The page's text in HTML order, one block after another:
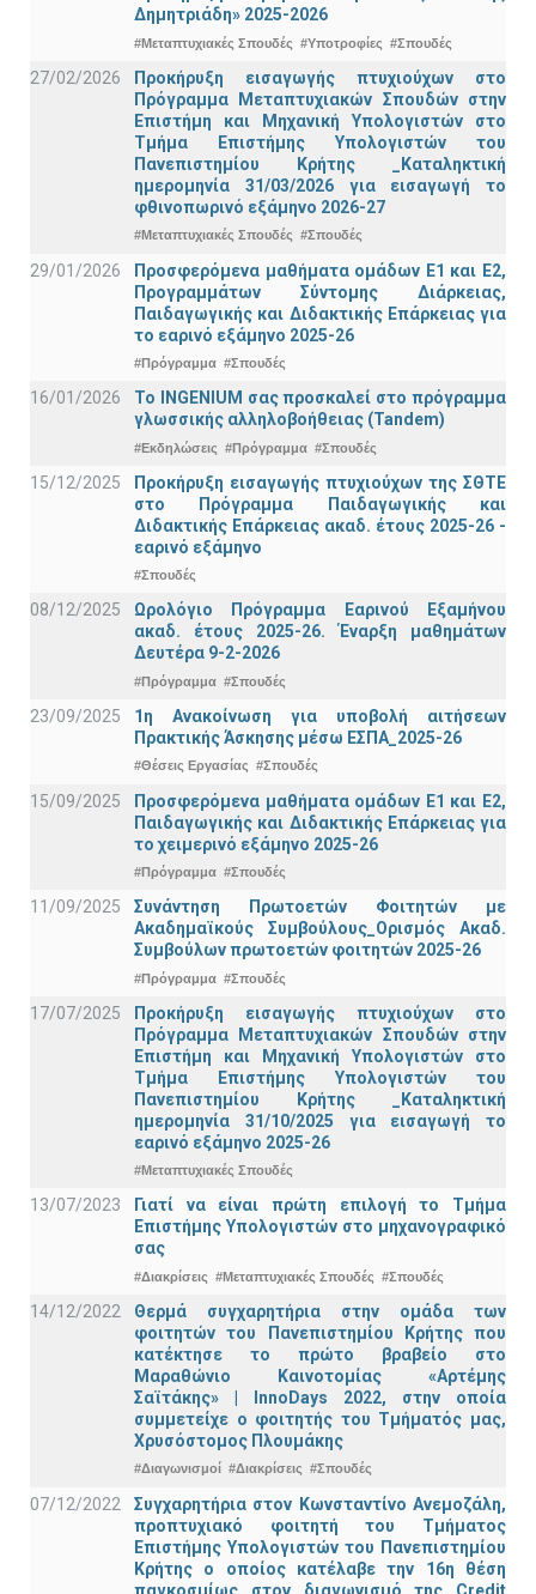
Δημητριάδη» 2025-2026
#Μεταπτυχιακές Σπουδές #Υποτροφίες #Σπουδές
27/02/2026
Προκήρυξη εισαγωγής πτυχιούχων στo
Πρόγραμμα Μεταπτυχιακών Σπουδών στην
Επιστήμη και Μηχανική Υπολογιστών στο
Τμήμα Eπιστήμης Υπολογιστών του
Πανεπιστημίου Κρήτης _Καταληκτική
ημερομηνία 31/03/2026 για εισαγωγή το
φθινοπωρινό εξάμηνο 2026-27
#Μεταπτυχιακές Σπουδές #Σπουδές
29/01/2026
Προσφερόμενα μαθήματα ομάδων Ε1 και Ε2,
Προγραμμάτων Σύντομης Διάρκειας,
Παιδαγωγικής και Διδακτικής Επάρκειας για
το εαρινό εξάμηνο 2025-26
#Πρόγραμμα #Σπουδές
16/01/2026
Το INGENIUM σας προσκαλεί στο πρόγραμμα
γλωσσικής αλληλοβοήθειας (Tandem)
#Εκδηλώσεις #Πρόγραμμα #Σπουδές
15/12/2025
Προκήρυξη εισαγωγής πτυχιούχων της ΣΘΤΕ
στο Πρόγραμμα Παιδαγωγικής και
Διδακτικής Επάρκειας ακαδ. έτους 2025-26 -
εαρινό εξάμηνο
#Σπουδές
08/12/2025
Ωρολόγιο Πρόγραμμα Εαρινού Εξαμήνου
ακαδ. έτους 2025-26. Έναρξη μαθημάτων
Δευτέρα 9-2-2026
#Πρόγραμμα #Σπουδές
23/09/2025
1η Ανακοίνωση για υποβολή αιτήσεων
Πρακτικής Άσκησης μέσω ΕΣΠΑ_2025-26
#Θέσεις Εργασίας #Σπουδές
15/09/2025
Προσφερόμενα μαθήματα ομάδων Ε1 και Ε2,
Παιδαγωγικής και Διδακτικής Επάρκειας για
το χειμερινό εξάμηνο 2025-26
#Πρόγραμμα #Σπουδές
11/09/2025
Συνάντηση Πρωτοετών Φοιτητών με
Ακαδημαϊκούς Συμβούλους_Ορισμός Ακαδ.
Συμβούλων πρωτοετών φοιτητών 2025-26
#Πρόγραμμα #Σπουδές
17/07/2025
Προκήρυξη εισαγωγής πτυχιούχων στo
Πρόγραμμα Μεταπτυχιακών Σπουδών στην
Επιστήμη και Μηχανική Υπολογιστών στο
Τμήμα Eπιστήμης Υπολογιστών του
Πανεπιστημίου Κρήτης _Καταληκτική
ημερομηνία 31/10/2025 για εισαγωγή το
εαρινό εξάμηνο 2025-26
#Μεταπτυχιακές Σπουδές
13/07/2023
Γιατί να είναι πρώτη επιλογή το Τμήμα
Επιστήμης Υπολογιστών στο μηχανογραφικό
σας
#Διακρίσεις #Μεταπτυχιακές Σπουδές #Σπουδές
14/12/2022
Θερμά συγχαρητήρια στην ομάδα των
φοιτητών του Πανεπιστημίου Κρήτης που
κατέκτησε το πρώτο βραβείο στο
Μαραθώνιο Καινοτομίας «Αρτέμης
Σαϊτάκης» | InnoDays 2022, στην οποία
συμμετείχε ο φοιτητής του Τμήματός μας,
Χρυσόστομος Πλουμάκης
#Διαγωνισμοί #Διακρίσεις #Σπουδές
07/12/2022
Συγχαρητήρια στον Κωνσταντίνο Ανεμοζάλη,
προπτυχιακό φοιτητή του Τμήματος
Επιστήμης Υπολογιστών του Πανεπιστημίου
Κρήτης ο οποίος κατέλαβε την 16η θέση
παγκοσμίως στον διαγωνισμό της Credit